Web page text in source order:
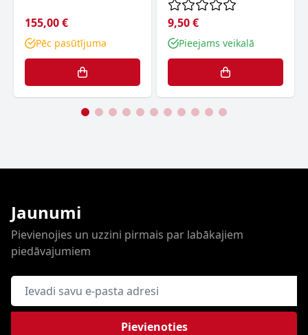
155,00 €
Pēc pasūtījuma
9,50 €
Pieejams veikalā
Jaunumi
Pievienojies un uzzini pirmais par labākajiem
piedāvajumiem
E-pasta adrese
Pievienoties